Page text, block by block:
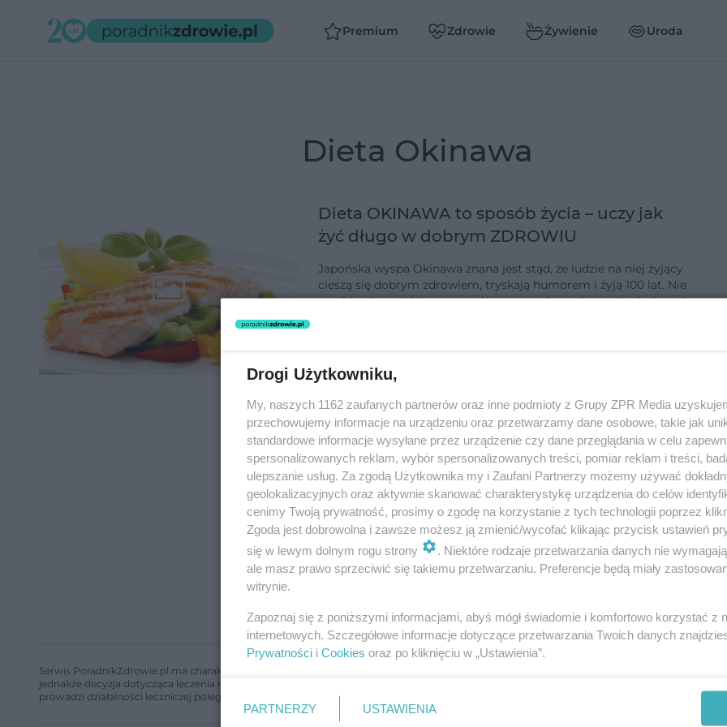
Premium Zdrowie Żywienie Uroda
dieta Okinawa
Dieta OKINAWA to sposób życia – uczy jak
żyć długo w dobrym ZDROWIU
Japońska wyspa Okinawa znana jest stąd, że ludzie na niej żyjący
cieszą się dobrym zdrowiem, tryskają humorem i żyją 100 lat. Nie
przybierają z wiekiem na wadze, a w porównaniu z mieszkańcami
Serwis PoradnikZdrowie.pl ma charakter edukacyjny, nie stanowi i nie zastępuje porady lekarskiej. Redakcja serwisu dokłada wszelkich
jednakże decyzja dotycząca leczenia należy do lekarza. Redakcja i wydawca serwisu nie ponoszą odpowiedzialności wynikającej z
prowadzi działalności leczniczej polegającej na udzielaniu świadczeń zdrowotnych w rozumieniu art. 3 ust 1 ustawy o działalności leczniczej.
Drogi Użytkowniku,
My, naszych 1162 zaufanych partnerów oraz inne podmioty z Grupy ZPR Media
przechowujemy informacje na urządzeniu oraz przetwarzamy dane osobowe, takie jak
standardowe informacje wysyłane przez urządzenie czy dane przeglądania w celu
spersonalizowanych reklam, wybór spersonalizowanych treści, pomiar reklam i treści,
ulepszanie usług. Za zgodą Użytkownika my i Zaufani Partnerzy możemy używać
geolokalizacyjnych oraz aktywnie skanować charakterystykę urządzenia do celów
cenimy Twoją prywatność, prosimy o zgodę na korzystanie z tych technologii poprzez
Zgoda jest dobrowolna i zawsze możesz ją zmienić/wycofać klikając przycisk ustawień
się w lewym dolnym rogu strony
. Niektóre rodzaje przetwarzania danych nie
ale masz prawo sprzeciwić się takiemu przetwarzaniu. Preferencje będą miały
witrynie.
Zapoznaj się z poniższymi informacjami, abyś mógł świadomie i komfortowo korzystać z
internetowych. Szczegółowe informacje dotyczące przetwarzania Twoich danych
Prywatności i Cookies oraz po kliknięciu w „Ustawienia”.
PARTNERZY USTAWIENIA